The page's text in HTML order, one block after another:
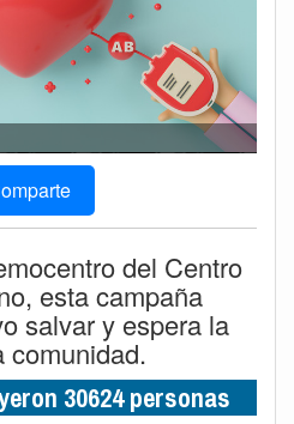
del Centro
esta campaña
salvar y espera la
comunidad.
30624 personas